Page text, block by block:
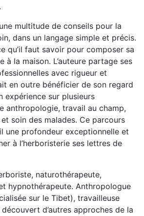
multitude de conseils pour la
dans un langage simple et précis.
qu’il faut savoir pour composer sa
à la maison. L’auteure partage ses
avec rigueur et
en outre bénéficier de son regard
expérience sur plusieurs
anthropologie, travail au champ,
soin des malades. Ce parcours
une profondeur exceptionnelle et
à l’herboristerie ses lettres de
naturothérapeute,
hypnothérapeute. Anthropologue
sur le Tibet), travailleuse
d’autres approches de la